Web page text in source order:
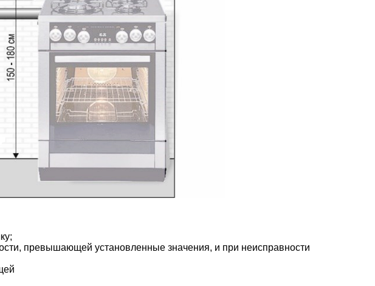
превышающей установленные значения, и при неисправности